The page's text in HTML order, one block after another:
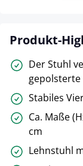
Produkt-
Der Stuhl
gepolsterte
Stabiles
Ca. Maße
cm
Lehnstuhl